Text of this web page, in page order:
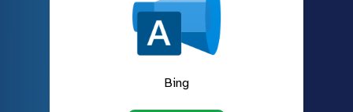
Bing